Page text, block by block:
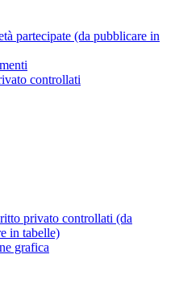
partecipate (da pubblicare in
controllati
privato controllati (da
in tabelle)
grafica